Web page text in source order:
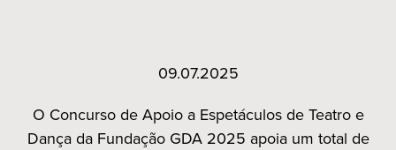
09.07.2025
O Concurso de Apoio a Espetáculos de Teatro e
Dança da Fundação GDA 2025 apoia um total de